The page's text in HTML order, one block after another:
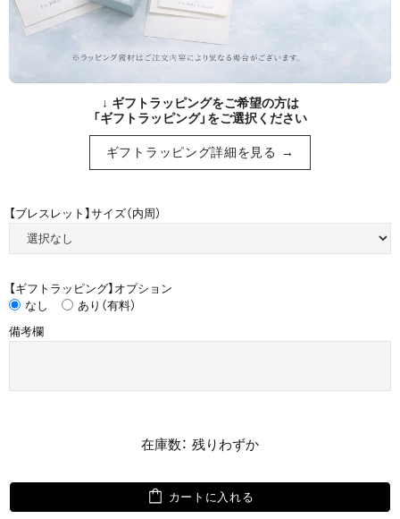
↓ ギフトラッピングをご希望の方は
「ギフトラッピング」をご選択ください
ギフトラッピング詳細を見る →
【ブレスレット】サイズ（内周）
【ギフトラッピング】オプション
なし
あり（有料）
備考欄
在庫数： 残りわずか
カートに入れる